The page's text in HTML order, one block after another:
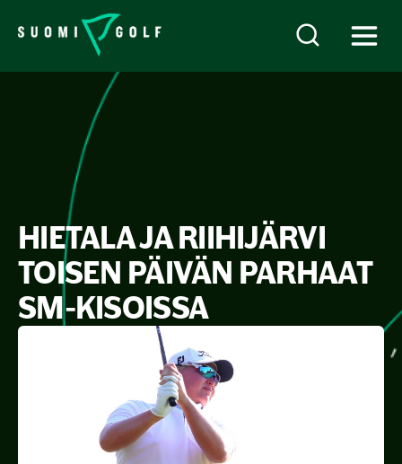
HIETALA JA RIIHIJÄRVI
TOISEN PÄIVÄN PARHAAT
SM-KISOISSA